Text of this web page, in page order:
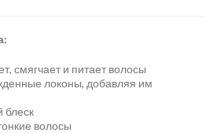
смягчает и питает волосы
локоны, добавляя им
блеск
волосы